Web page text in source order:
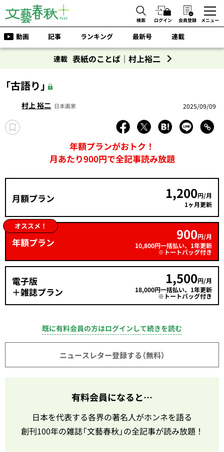
検索 ログイン 会員登録 メニュー
動画 記事 ランキング 最新号 連載
連載 表紙のことば｜村上裕二
「古語り」
村上 裕二 日本画家 2025/09/09
年額プランがおトク！
月あたり900円で全記事読み放題
月額プラン 1,200円/月
1ヶ月更新
オススメ！
年額プラン 900円/月
10,800円一括払い、1年更新
※トートバッグ付き
電子版
＋雑誌プラン
1,500円/月
18,000円一括払い、1年更新
※トートバッグ付き
既に有料会員の方はログインして続きを読む
ニュースレター登録する（無料）
有料会員になると…
日本を代表する各界の著名人がホンネを語る
創刊100年の雑誌「文藝春秋」の全記事が読み放題！